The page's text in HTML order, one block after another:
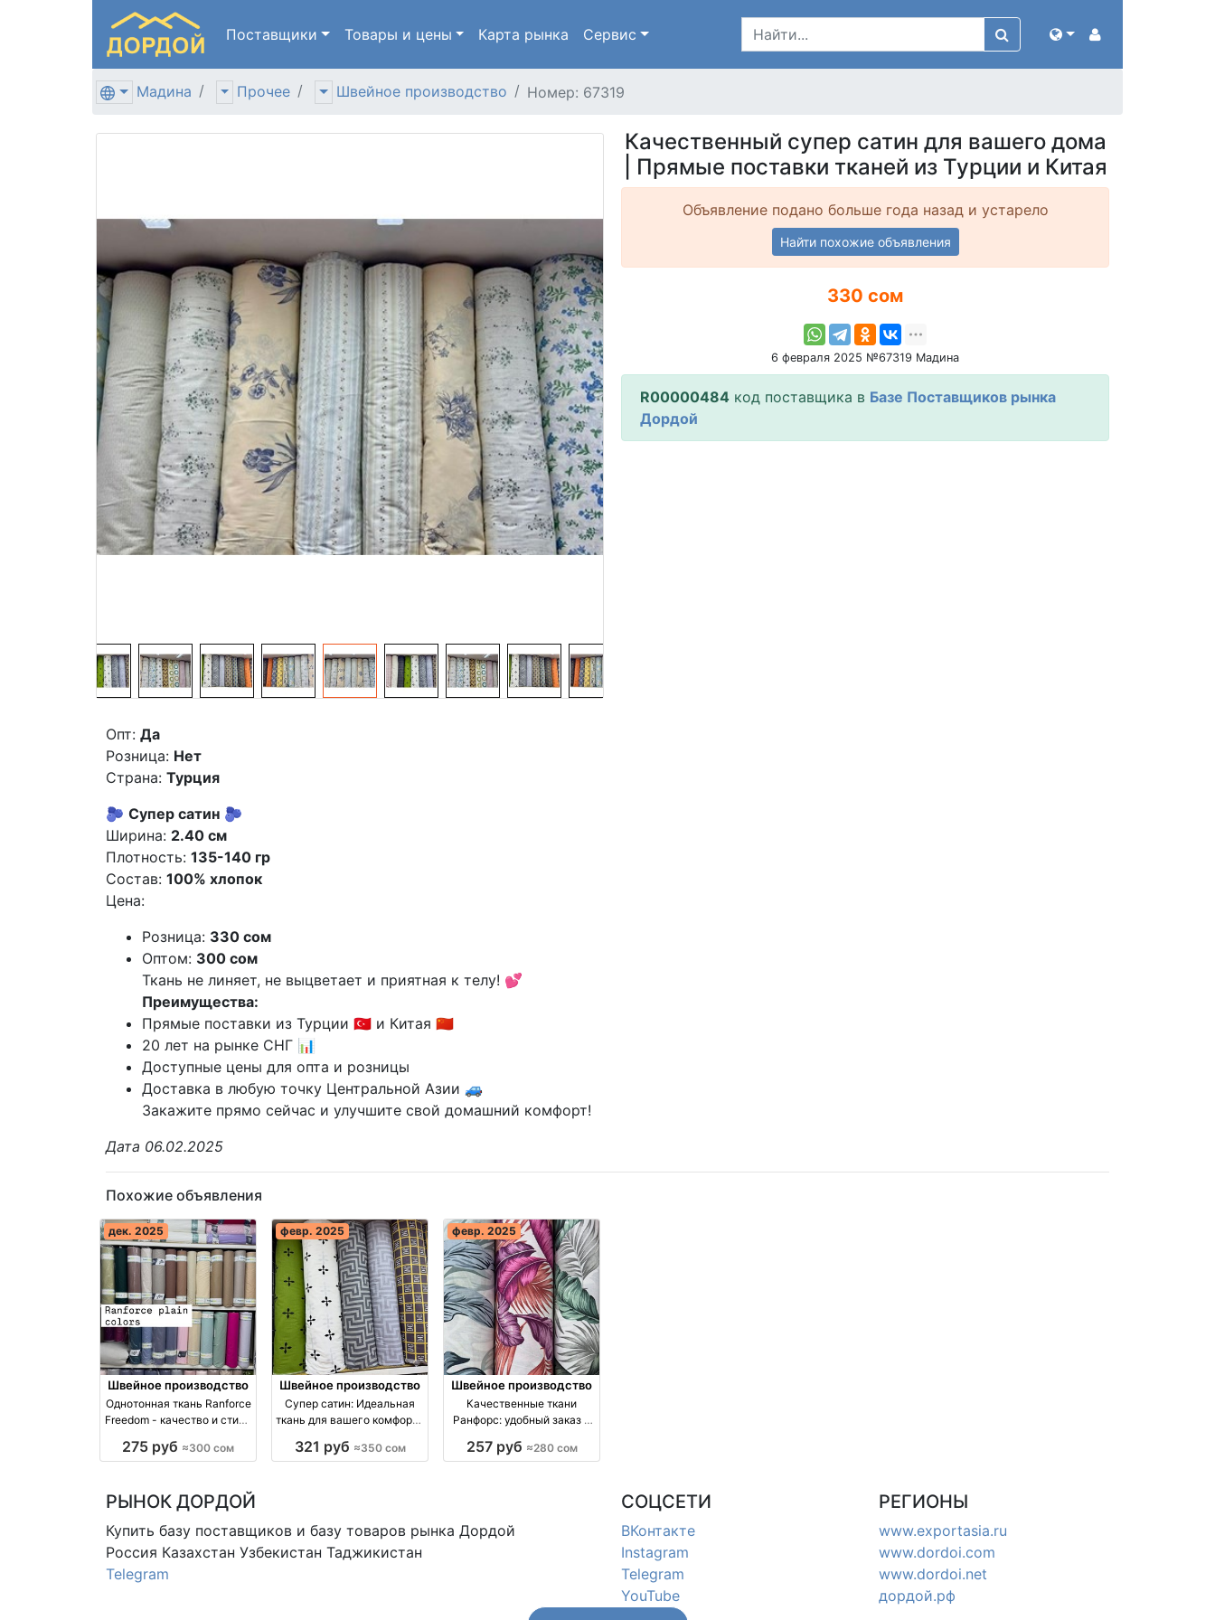
Поставщики Товары и цены Карта рынка Сервис
Мадина Прочее Швейное производство Номер: 67319
Качественный супер сатин для вашего дома
| Прямые поставки тканей из Турции и Китая
Объявление подано больше года назад и устарело
Найти похожие объявления
330 сом
6 февраля 2025 №67319 Мадина
R00000484 код поставщика в Базе Поставщиков рынка
Дордой
Опт: Да
Розница: Нет
Страна: Турция
🫐 Супер сатин 🫐
Ширина: 2.40 см
Плотность: 135-140 гр
Состав: 100% хлопок
Цена:
Розница: 330 сом
Оптом: 300 сом
Ткань не линяет, не выцветает и приятная к телу! 💕
Преимущества:
Прямые поставки из Турции 🇹🇷 и Китая 🇨🇳
20 лет на рынке СНГ 📊
Доступные цены для опта и розницы
Доставка в любую точку Центральной Азии 🚙
Закажите прямо сейчас и улучшите свой домашний комфорт!
Дата 06.02.2025
Похожие объявления
дек. 2025
Швейное производство
Однотонная ткань Ranforce
Freedom - качество и стиль
275 руб ≈300 сом
февр. 2025
Швейное производство
Супер сатин: Идеальная
ткань для вашего комфорта
321 руб ≈350 сом
февр. 2025
Швейное производство
Качественные ткани
Ранфорс: удобный заказ с
Центральной Азии оптом
257 руб ≈280 сом
РЫНОК ДОРДОЙ
Купить базу поставщиков и базу товаров рынка Дордой
Россия Казахстан Узбекистан Таджикистан
Telegram
СОЦСЕТИ
ВКонтакте
Instagram
Telegram
YouTube
РЕГИОНЫ
www.exportasia.ru
www.dordoi.com
www.dordoi.net
дордой.рф